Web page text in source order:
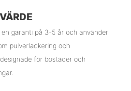
garanti på 3-5 år och använder
pulverlackering och
för bostäder och